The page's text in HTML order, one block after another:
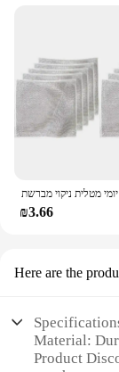
₪3.66
Here are the
Material:
Product